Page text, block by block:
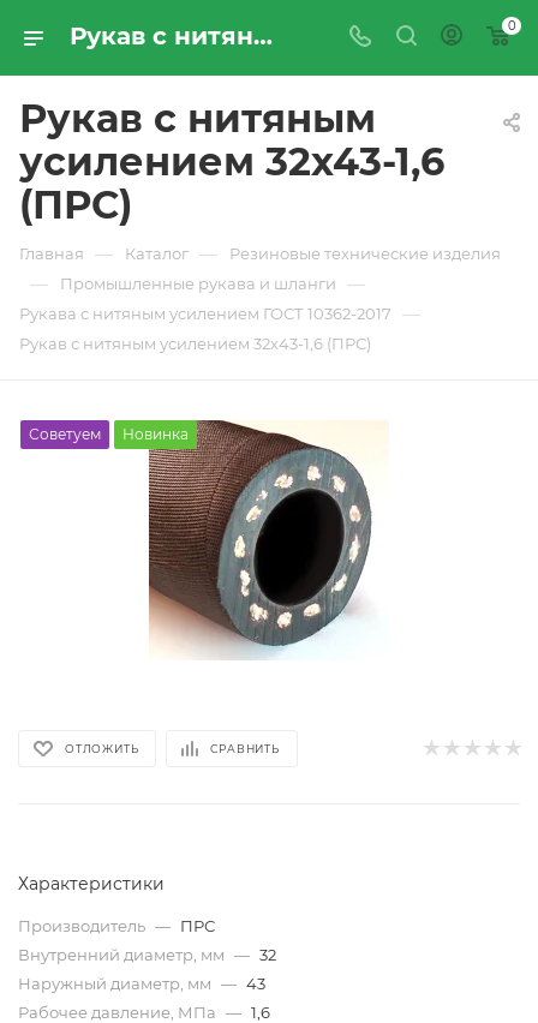
Рукав с нитяным усилением 32х43-1,6 (ПРС) - купить по цене производителя с доставкой по Москве и России | ПРОМРЕСУРССЕРВИС 0
Рукав с нитяным
усилением 32х43-1,6
(ПРС)
Главная — Каталог — Резиновые технические изделия
— Промышленные рукава и шланги —
Рукава с нитяным усилением ГОСТ 10362-2017 —
Рукав с нитяным усилением 32х43-1,6 (ПРС)
Советуем Новинка
ОТЛОЖИТЬ СРАВНИТЬ
Характеристики
Производитель — ПРС
Внутренний диаметр, мм — 32
Наружный диаметр, мм — 43
Рабочее давление, МПа — 1,6